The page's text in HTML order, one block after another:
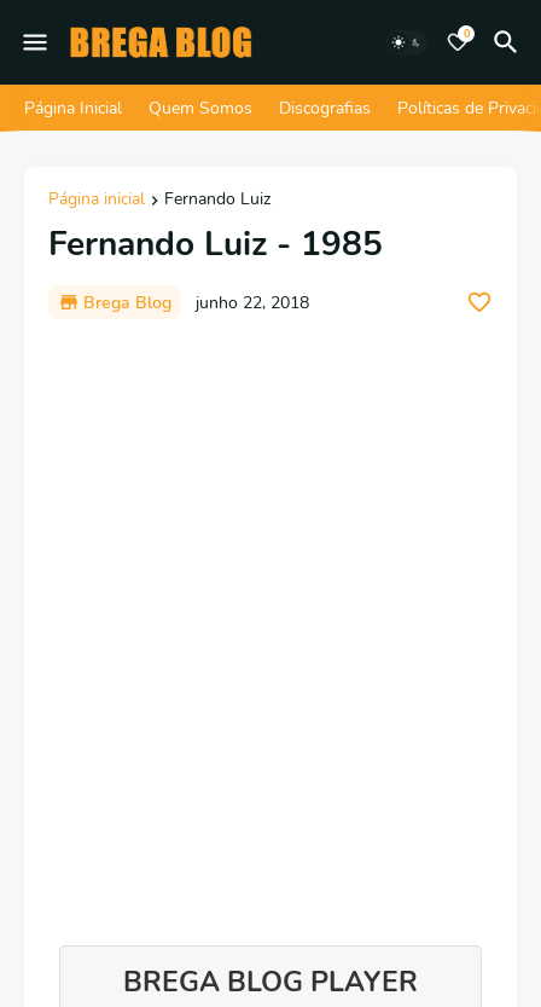
0
Página Inicial Quem Somos Discografias Políticas de
Página inicial Fernando Luiz
Fernando Luiz - 1985
Brega Blog junho 22, 2018
BREGA BLOG PLAYER